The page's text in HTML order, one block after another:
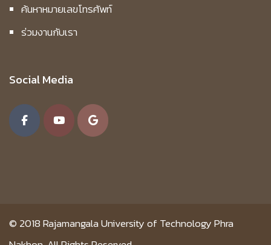
ค้นหาหมายเลขโทรศัพท์
ร่วมงานกับเรา
Social Media
© 2018Rajamangala University of Technology Phra